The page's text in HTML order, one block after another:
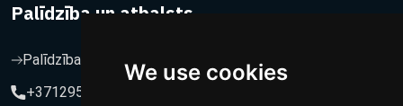
We use cookies
Palīdzība un atbalsts
Palīdzība un atbalsts
+37129564547